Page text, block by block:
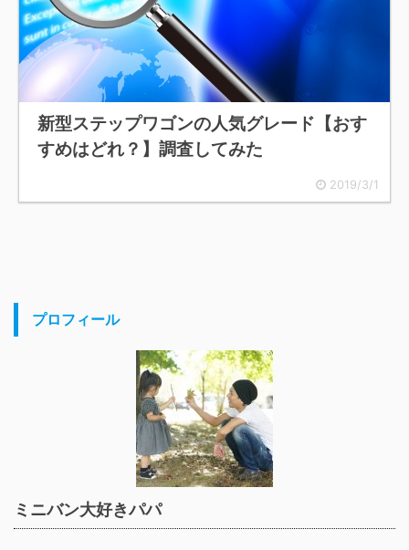
新型ステップワゴンの人気グレード【おす
すめはどれ？】調査してみた
2019/3/1
プロフィール
ミニバン大好きパパ